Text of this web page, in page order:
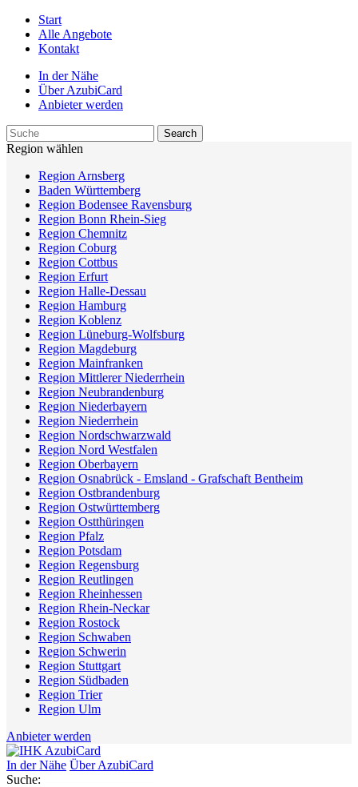
Start
Alle Angebote
Kontakt
In der Nähe
Über AzubiCard
Anbieter werden
Region wählen
Region Arnsberg
Baden Württemberg
Region Bodensee Ravensburg
Region Bonn Rhein-Sieg
Region Chemnitz
Region Coburg
Region Cottbus
Region Erfurt
Region Halle-Dessau
Region Hamburg
Region Koblenz
Region Lüneburg-Wolfsburg
Region Magdeburg
Region Mainfranken
Region Mittlerer Niederrhein
Region Neubrandenburg
Region Niederbayern
Region Niederrhein
Region Nordschwarzwald
Region Nord Westfalen
Region Oberbayern
Region Osnabrück - Emsland - Grafschaft Bentheim
Region Ostbrandenburg
Region Ostwürttemberg
Region Ostthüringen
Region Pfalz
Region Potsdam
Region Regensburg
Region Reutlingen
Region Rheinhessen
Region Rhein-Neckar
Region Rostock
Region Schwaben
Region Schwerin
Region Stuttgart
Region Südbaden
Region Trier
Region Ulm
Anbieter werden
In der Nähe Über AzubiCard
Suche: